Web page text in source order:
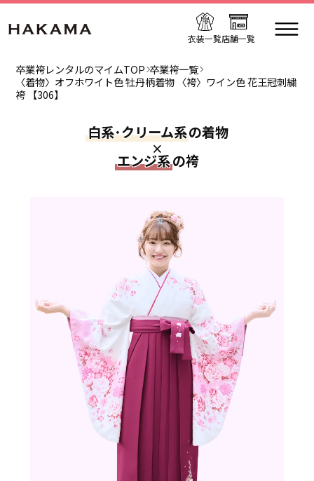
衣装一覧店舗一覧
卒業袴レンタルのマイムTOP 卒業袴一覧
〈着物〉オフホワイト色 牡丹柄着物 〈袴〉ワイン色 花王冠刺繍
袴 【306】
白系･クリーム系の着物
×
エンジ系の袴